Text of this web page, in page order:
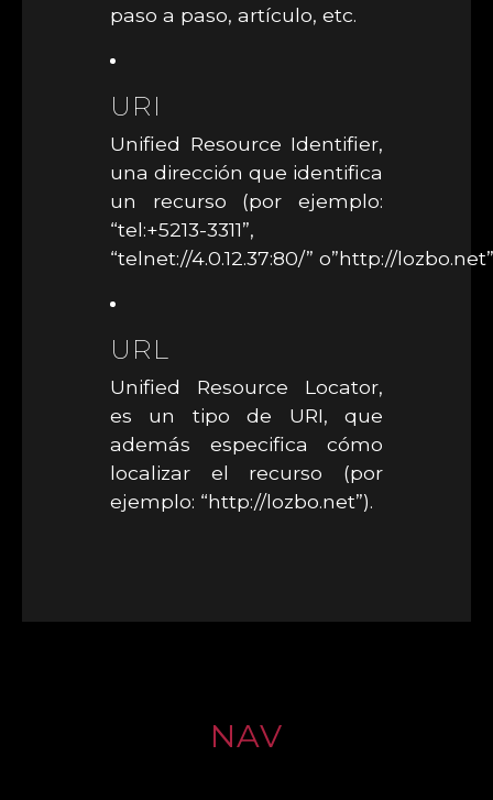
paso a paso, artículo, etc.
URI
Unified Resource Identifier,
una dirección que identifica
un recurso (por ejemplo:
“tel:+5213-3311”,
“telnet://4.0.12.37:80/” o”http://
URL
Unified Resource Locator,
es un tipo de URI, que
además especifica cómo
localizar el recurso (por
ejemplo: “http://lozbo.net”).
NAV